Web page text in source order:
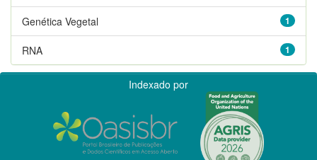
1
Genética Vegetal
1
RNA
Indexado por